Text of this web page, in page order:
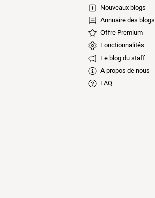
Nouveaux blogs
Annuaire des blogs
Offre Premium
Fonctionnalités
Le blog du staff
A propos de nous
FAQ